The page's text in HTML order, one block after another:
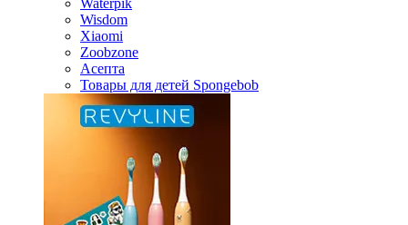
Waterpik
Wisdom
Xiaomi
Zoobzone
Асепта
Товары для детей Spongebob